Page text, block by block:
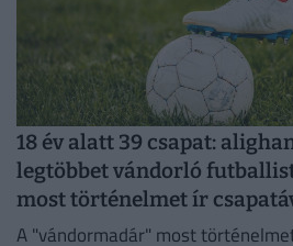
18 év alatt 39 csapat:
legtöbbet vándorló
most történelmet ír
A "vándormadár" most